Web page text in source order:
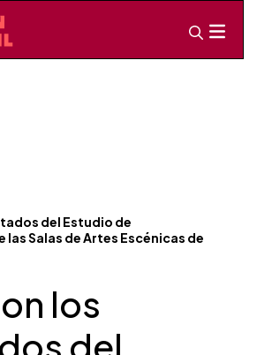
del Estudio de
Salas de Artes Escénicas de
los
del